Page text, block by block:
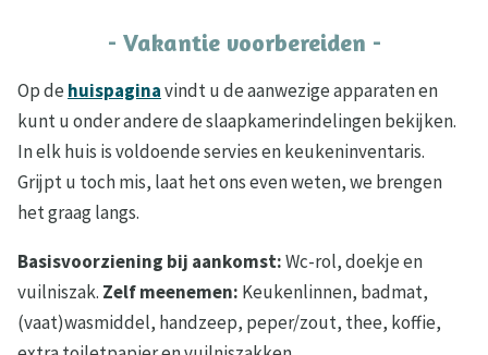
- Vakantie voorbereiden -
Op de huispaginavindt u de aanwezige apparaten en
kunt u onder andere de slaapkamerindelingen bekijken.
In elk huis is voldoende servies en keukeninventaris.
Grijpt u toch mis, laat het ons even weten, we brengen
het graag langs.
Basisvoorziening bij aankomst:Wc-rol, doekje en
vuilniszak. Zelf meenemen: Keukenlinnen, badmat,
(vaat)wasmiddel, handzeep, peper/zout, thee, koffie,